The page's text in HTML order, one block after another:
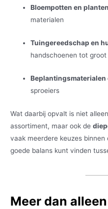
Bloempotten en
materialen
Tuingereedschap en
handschoenen tot
Beplantingsmaterialen
sproeiers
Wat daarbij opvalt is niet
assortiment, maar ook de
vaak meerdere keuzes
goede balans kunt vinden
Meer dan